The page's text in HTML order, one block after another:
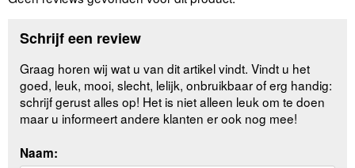
Schrijf een review
Graag horen wij wat u van dit artikel vindt. Vindt u het
goed, leuk, mooi, slecht, lelijk, onbruikbaar of erg handig:
schrijf gerust alles op! Het is niet alleen leuk om te doen
maar u informeert andere klanten er ook nog mee!
Naam: